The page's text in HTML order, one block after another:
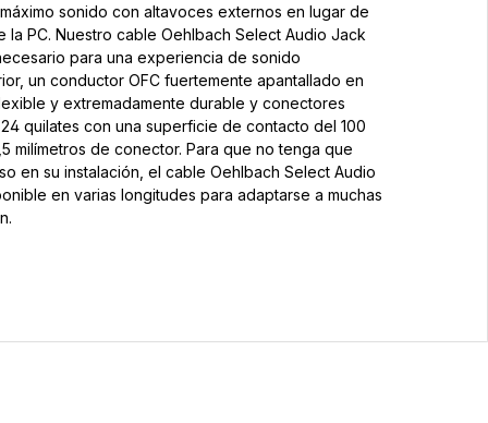
sonido con altavoces externos en lugar de
la PC. Nuestro cable Oehlbach Select Audio Jack
para una experiencia de sonido
un conductor OFC fuertemente apantallado en
y extremadamente durable y conectores
quilates con una superficie de contacto del 100
milímetros de conector. Para que no tenga que
en su instalación, el cable Oehlbach Select Audio
en varias longitudes para adaptarse a muchas